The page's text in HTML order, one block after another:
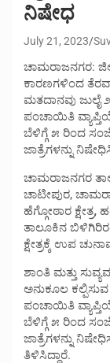
ನಿಷೇಧ
July 21, 2023
ಚಾಮರಾಜನಗರ:
ಕಾರಣಗಳಿಂದ
ಮತದಾನವು
ಪಂಚಾಯಿತಿ
ಬೆಳಿಗ್ಗೆ ೫ ರಿಂದ
ಜಾತ್ರೆಗಳನ್ನು
ಚಾಮರಾಜನಗರ
ಚಾಟೀಪುರ,
ಹೆಗ್ಗೋಠಾರ
ತಾಲೂಕಿನ
ಕ್ಷೇತ್ರಕ್ಕೆ ಉಪ
ಶಾಂತಿ ಮತ್ತು
ಅನುಕೂಲ
ಪಂಚಾಯಿತಿ
ಬೆಳಿಗ್ಗೆ ೫ ರಿಂದ
ಜಾತ್ರೆಗಳನ್ನು
ತಿಳಿಸಿದ್ದಾರೆ.